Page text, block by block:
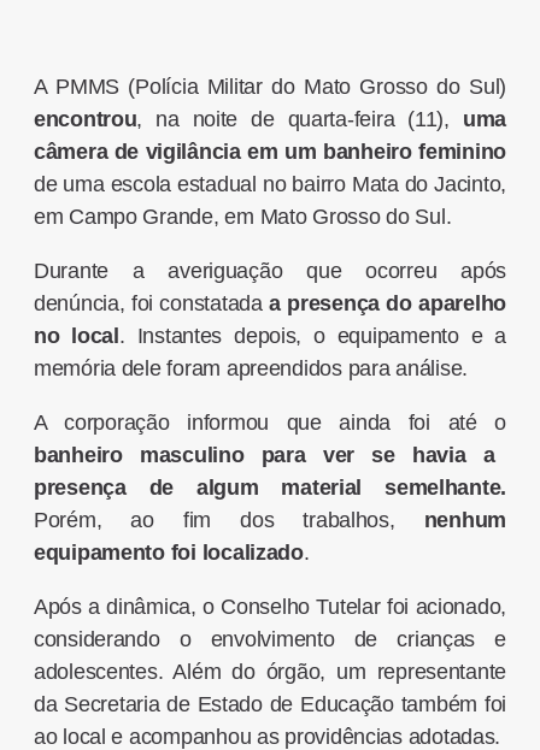
A PMMS (Polícia Militar do Mato Grosso do Sul)
encontrou, na noite de quarta-feira (11), uma
câmera de vigilância em um banheiro feminino
de uma escola estadual no bairro Mata do Jacinto,
em Campo Grande, em Mato Grosso do Sul.
Durante a averiguação que ocorreu após
denúncia, foi constatada a presença do aparelho
no local. Instantes depois, o equipamento e a
memória dele foram apreendidos para análise.
A corporação informou que ainda foi até o
banheiro masculino para ver se havia a
presença de
algum material semelhante.
Porém, ao fim dos trabalhos, nenhum
equipamento foi localizado.
Após a dinâmica, o Conselho Tutelar foi acionado,
considerando o envolvimento de crianças e
adolescentes. Além do órgão, um representante
da Secretaria de Estado de Educação também foi
ao local e acompanhou as providências adotadas.